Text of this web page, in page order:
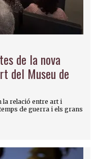
de la nova
del Museu de
la relació entre art i
de guerra i els grans